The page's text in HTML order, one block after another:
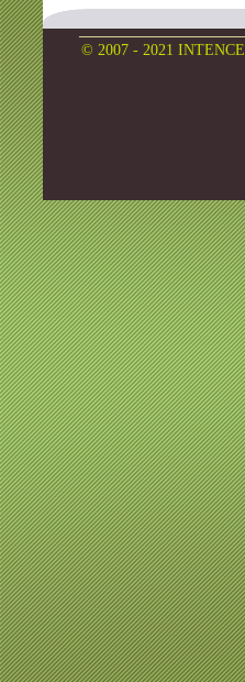
© 2007 - 2021 INTENCE